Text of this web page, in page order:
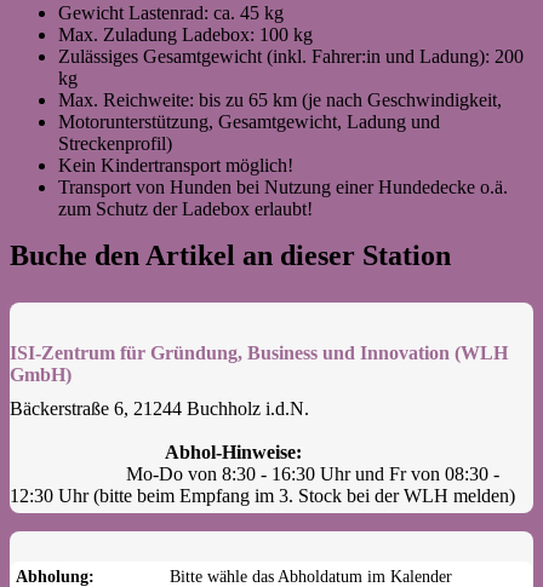
Gewicht Lastenrad: ca. 45 kg
Max. Zuladung Ladebox: 100 kg
Zulässiges Gesamtgewicht (inkl. Fahrer:in und Ladung): 200
kg
Max. Reichweite: bis zu 65 km (je nach Geschwindigkeit,
Motorunterstützung, Gesamtgewicht, Ladung und
Streckenprofil)
Kein Kindertransport möglich!
Transport von Hunden bei Nutzung einer Hundedecke o.ä.
zum Schutz der Ladebox erlaubt!
Buche den Artikel an dieser Station
ISI-Zentrum für Gründung, Business und Innovation (WLH
GmbH)
Bäckerstraße 6, 21244 Buchholz i.d.N.
Abhol-Hinweise:
Abholung: Bitte wähle das Abholdatum im Kalender